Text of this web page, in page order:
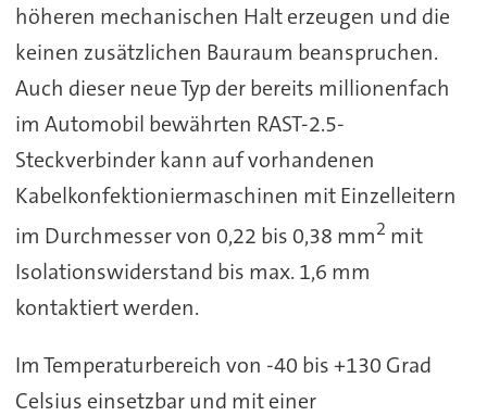
höheren mechanischen Halt erzeugen und die
keinen zusätzlichen Bauraum beanspruchen.
Auch dieser neue Typ der bereits millionenfach
im Automobil bewährten RAST-2.5-
Steckverbinder kann auf vorhandenen
Kabelkonfektioniermaschinen mit Einzelleitern
im Durchmesser von 0,22 bis 0,38 mm2 mit
Isolationswiderstand bis max. 1,6 mm
kontaktiert werden.
Im Temperaturbereich von -40 bis +130 Grad
Celsius einsetzbar und mit einer